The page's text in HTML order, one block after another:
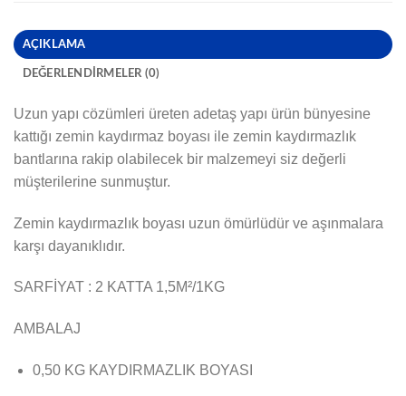
AÇIKLAMA
DEĞERLENDIRMELER (0)
Uzun yapı cözümleri üreten adetaş yapı ürün bünyesine
kattığı zemin kaydırmaz boyası ile zemin kaydırmazlık
bantlarına rakip olabilecek bir malzemeyi siz değerli
müşterilerine sunmuştur.
Zemin kaydırmazlık boyası uzun ömürlüdür ve aşınmalara
karşı dayanıklıdır.
SARFİYAT : 2 KATTA 1,5M²/1KG
AMBALAJ
0,50 KG KAYDIRMAZLIK BOYASI